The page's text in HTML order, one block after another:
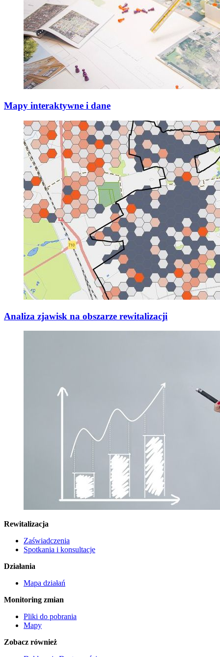
Mapy interaktywne i dane
Analiza zjawisk na obszarze rewitalizacji
Rewitalizacja
Zaświadczenia
Spotkania i konsultacje
Działania
Mapa działań
Monitoring zmian
Pliki do pobrania
Mapy
Zobacz również